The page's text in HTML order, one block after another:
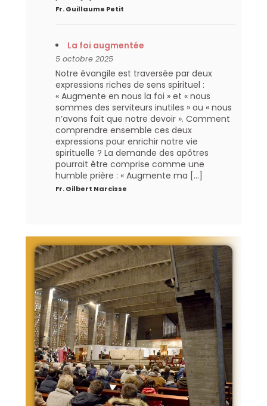
Fr. Guillaume Petit
La foi augmentée
5 octobre 2025
Notre évangile est traversée par deux
expressions riches de sens spirituel :
« Augmente en nous la foi » et « nous
sommes des serviteurs inutiles » ou « nous
n’avons fait que notre devoir ». Comment
comprendre ensemble ces deux
expressions pour enrichir notre vie
spirituelle ? La demande des apôtres
pourrait être comprise comme une
humble prière : « Augmente ma […]
Fr. Gilbert Narcisse